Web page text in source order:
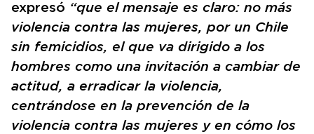
expresó “que el mensaje es claro: no más
violencia contra las mujeres, por un Chile
sin femicidios, el que va dirigido a los
hombres como una invitación a cambiar de
actitud, a erradicar la violencia,
centrándose en la prevención de la
violencia contra las mujeres y en cómo los